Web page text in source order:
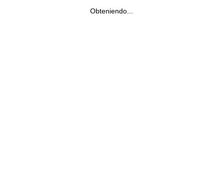
Obteniendo...